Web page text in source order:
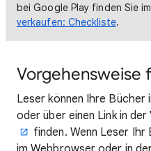
bei Google Play finden Sie
verkaufen: Checkliste.
Vorgehensweise
Leser können Ihre Bücher
oder über einen Link in
finden. Wenn Leser Ihr